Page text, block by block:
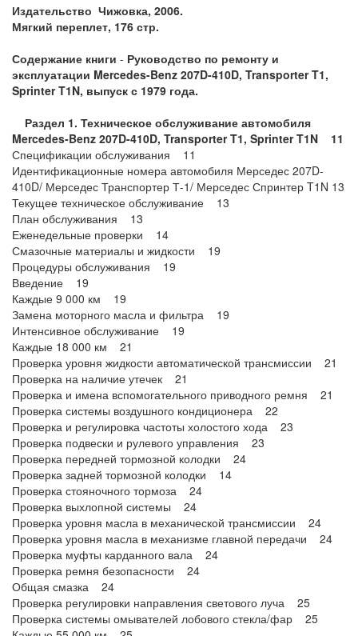
Издательство Чижовка, 2006.
Мягкий переплет, 176 стр.
Содержание книги - Руководство по ремонту и
эксплуатации Mercedes-Benz 207D-410D, Transporter T1,
Sprinter T1N, выпуск с 1979 года.
Раздел 1. Техническое обслуживание автомобиля
Mercedes-Benz 207D-410D, Transporter T1, Sprinter T1N 11
Спецификации обслуживания 11
Идентификационные номера автомобиля Мерседес 207D-
410D/ Мерседес Транспортер Т-1/ Мерседес Спринтер T1N 13
Текущее техническое обслуживание 13
План обслуживания 13
Еженедельные проверки 14
Смазочные материалы и жидкости 19
Процедуры обслуживания 19
Введение 19
Каждые 9 000 км 19
Замена моторного масла и фильтра 19
Интенсивное обслуживание 19
Каждые 18 000 км 21
Проверка уровня жидкости автоматической трансмиссии 21
Проверка на наличие утечек 21
Проверка и имена вспомогательного приводного ремня 21
Проверка системы воздушного кондиционера 22
Проверка и регулировка частоты холостого хода 23
Проверка подвески и рулевого управления 23
Проверка передней тормозной колодки 24
Проверка задней тормозной колодки 14
Проверка стояночного тормоза 24
Проверка выхлопной системы 24
Проверка уровня масла в механической трансмиссии 24
Проверка уровня масла в механизме главной передачи 24
Проверка муфты карданного вала 24
Проверка ремня безопасности 24
Общая смазка 24
Проверка регулировки направления светового луча 25
Проверка системы омывателей лобового стекла/фар 25